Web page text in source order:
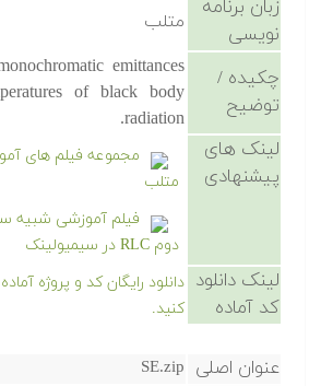
زبان برنامه
نویسی
متلب
چکیده /
توضیح
emittances
of black body
radiation.
لینک های
پیشنهادی
مجموعه فیلم های
متلب
فیلم آموزشی شبیه
دوم RLC در سیمیولینک
لینک دانلود
کد آماده
کنید.
عنوان اصلی SE.zip